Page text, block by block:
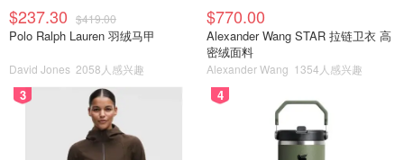
$237.30 $419.00
Polo Ralph Lauren 羽绒马甲
David Jones 2058人感兴趣
$770.00
Alexander Wang STAR 拉链卫衣 高
密绒面料
Alexander Wang 1354人感兴趣
3 4